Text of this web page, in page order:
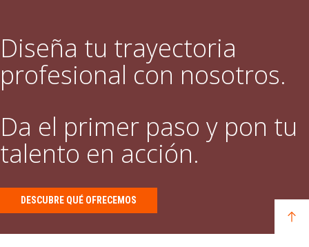
Diseña tu trayectoria
profesional con nosotros.
Da el primer paso y pon tu
talento en acción.
DESCUBRE QUÉ OFRECEMOS